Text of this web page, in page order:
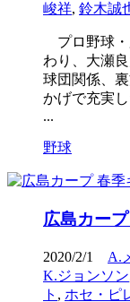
峻祥, 鈴木誠
プロ野球・
わり、大瀬
球団関係、
かげで充実
...
野球
広島カー
2020/2/1 A.
K.ジョンソン
ト , ホセ・ピ